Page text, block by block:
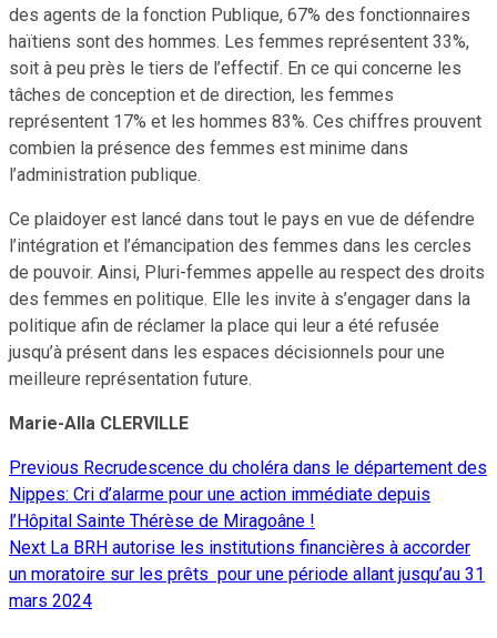
des agents de la fonction Publique, 67% des fonctionnaires
haïtiens sont des hommes. Les femmes représentent 33%,
soit à peu près le tiers de l’effectif. En ce qui concerne les
tâches de conception et de direction, les femmes
représentent 17% et les hommes 83%. Ces chiffres prouvent
combien la présence des femmes est minime dans
l’administration publique.
Ce plaidoyer est lancé dans tout le pays en vue de défendre
l’intégration et l’émancipation des femmes dans les cercles
de pouvoir. Ainsi, Pluri-femmes appelle au respect des droits
des femmes en politique. Elle les invite à s’engager dans la
politique afin de réclamer la place qui leur a été refusée
jusqu’à présent dans les espaces décisionnels pour une
meilleure représentation future.
Marie-Alla CLERVILLE
Continue
Reading
Previous Recrudescence du choléra dans le département des
Nippes: Cri d’alarme pour une action immédiate depuis
l’Hôpital Sainte Thérèse de Miragoâne !
Next La BRH autorise les institutions financières à accorder
un moratoire sur les prêts pour une période allant jusqu’au 31
mars 2024